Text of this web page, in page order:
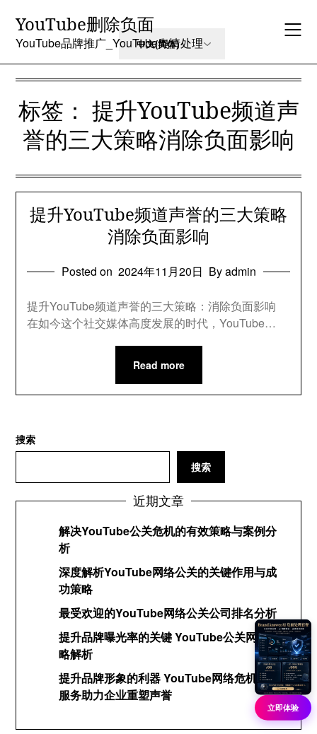
content
YouTube删除负面
YouTube品牌推广_YouTube舆情处理
标签： 提升YouTube频道声
誉的三大策略消除负面影响
提升YouTube频道声誉的三大策略
消除负面影响
Posted on 2024年11月20日 By admin
提升YouTube频道声誉的三大策略：消除负面影响
在如今这个社交媒体高度发展的时代，YouTube…
Read more
搜索
搜索
近期文章
解决YouTube公关危机的有效策略与案例分
析
深度解析YouTube网络公关的关键作用与成
功策略
最受欢迎的YouTube网络公关公司排名分析
提升品牌曝光率的关键 YouTube公关网络策
略解析
提升品牌形象的利器 YouTube网络危机公关
服务助力企业重塑声誉
立即体验